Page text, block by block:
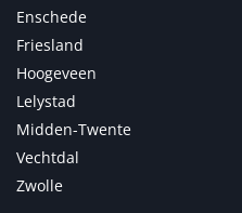
Enschede
Friesland
Hoogeveen
Lelystad
Midden-Twente
Vechtdal
Zwolle